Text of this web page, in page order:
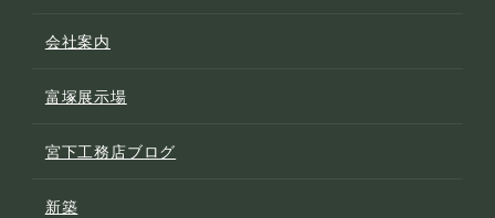
会社案内
富塚展示場
宮下工務店ブログ
新築